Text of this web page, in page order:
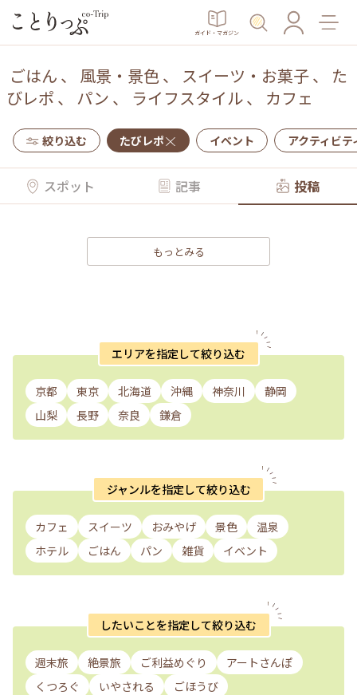
ガイド・マガジン
ごはん 、 風景・景色、 スイーツ・お菓子、 た
びレポ 、 パン 、 ライフスタイル、 カフェ
絞り込む たびレポ イベント アクティビテ
スポット 記事 投稿
もっとみる
エリアを指定して絞り込む
京都 東京 北海道 沖縄 神奈川
静岡
山梨
長野 奈良 鎌倉
ジャンルを指定して絞り込む
カフェ スイーツ おみやげ 景色
温泉
ホテル
ごはん パン 雑貨 イベント
したいことを指定して絞り込む
週末旅 絶景旅 ご利益めぐり
アートさんぽ
くつろぐ
いやされる ごほうび